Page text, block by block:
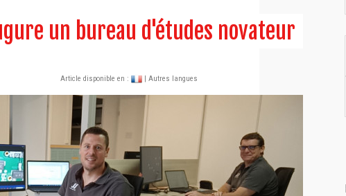
un bureau d'études novateur
Article disponible en : | Autres langues